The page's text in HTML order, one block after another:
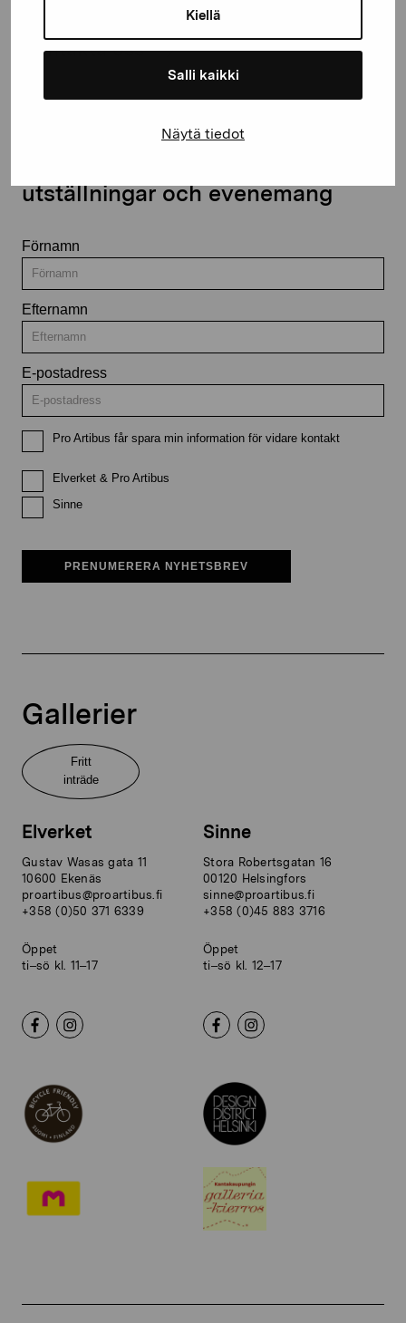
Kiellä
Salli kaikki
Näytä tiedot
Kontakta oss
utställningar och evenemang
Förnamn
Efternamn
E-postadress
Pro Artibus får spara min information för vidare kontakt
Elverket & Pro Artibus
Sinne
PRENUMERERA NYHETSBREV
Gallerier
Fritt
inträde
Elverket
Gustav Wasas gata 11
10600 Ekenäs
proartibus@proartibus.fi
+358 (0)50 371 6339
Öppet
ti–sö kl. 11–17
Sinne
Stora Robertsgatan 16
00120 Helsingfors
sinne@proartibus.fi
+358 (0)45 883 3716
Öppet
ti–sö kl. 12–17